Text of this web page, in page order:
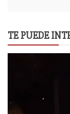
TE PUEDE